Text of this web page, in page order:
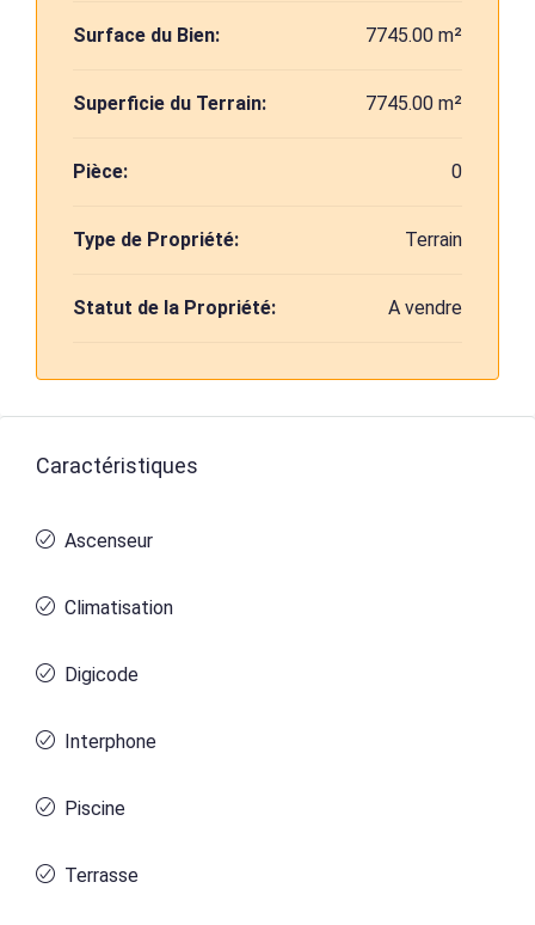
Surface du Bien: 7745.00 m²
Superficie du Terrain: 7745.00 m²
Pièce: 0
Type de Propriété: Terrain
Statut de la Propriété: A vendre
Caractéristiques
Ascenseur
Climatisation
Digicode
Interphone
Piscine
Terrasse